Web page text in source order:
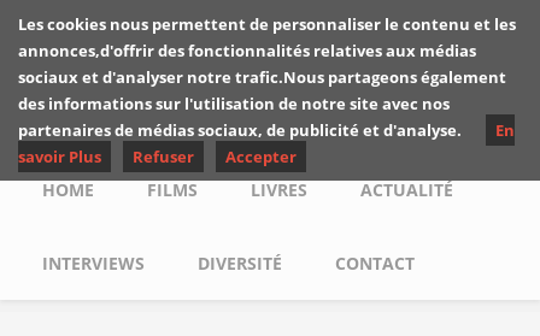
Skip to main content
Les critiques de
Yuyine
Main menu
HOME FILMS LIVRES ACTUALITÉ
INTERVIEWS DIVERSITÉ CONTACT
Les cookies nous permettent de personnaliser le contenu et les
annonces,d'offrir des fonctionnalités relatives aux médias
sociaux et d'analyser notre trafic.Nous partageons également
des informations sur l'utilisation de notre site avec nos
partenaires de médias sociaux, de publicité et d'analyse.
En
savoir Plus
Refuser Accepter